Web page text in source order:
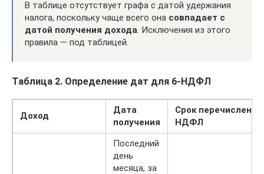
В таблице отсутствует графа с датой удержания
налога, поскольку чаще всего она совпадает с
датой получения дохода. Исключения из этого
правила — под таблицей.
Таблица 2. Определение дат для 6-НДФЛ
Доход
Дата
получения
Срок перечисления
НДФЛ
Последний
день
месяца, за